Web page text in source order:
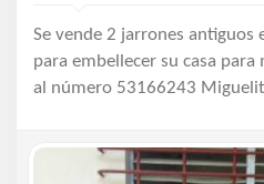
Se vende 2 jarrones antiguos
para embellecer su casa
al número 53166243